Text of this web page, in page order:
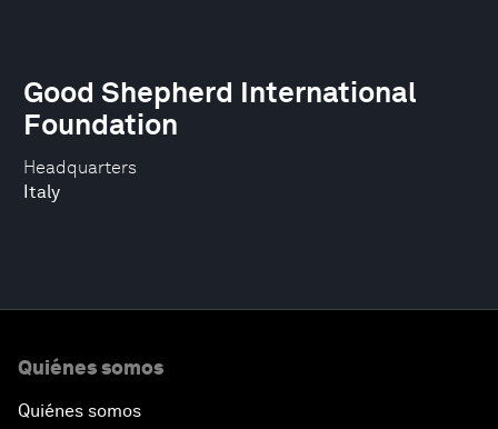
Headquarters
Italy
Good Shepherd International
Foundation
Quiénes somos
Quiénes somos